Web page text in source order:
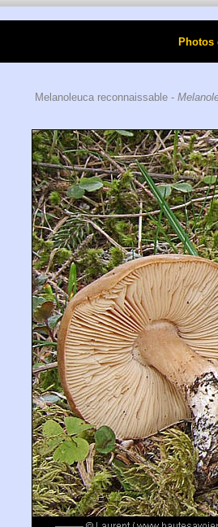
Melanoleuca reconnaissable -